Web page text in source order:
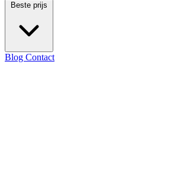
Beste prijs
Blog Contact